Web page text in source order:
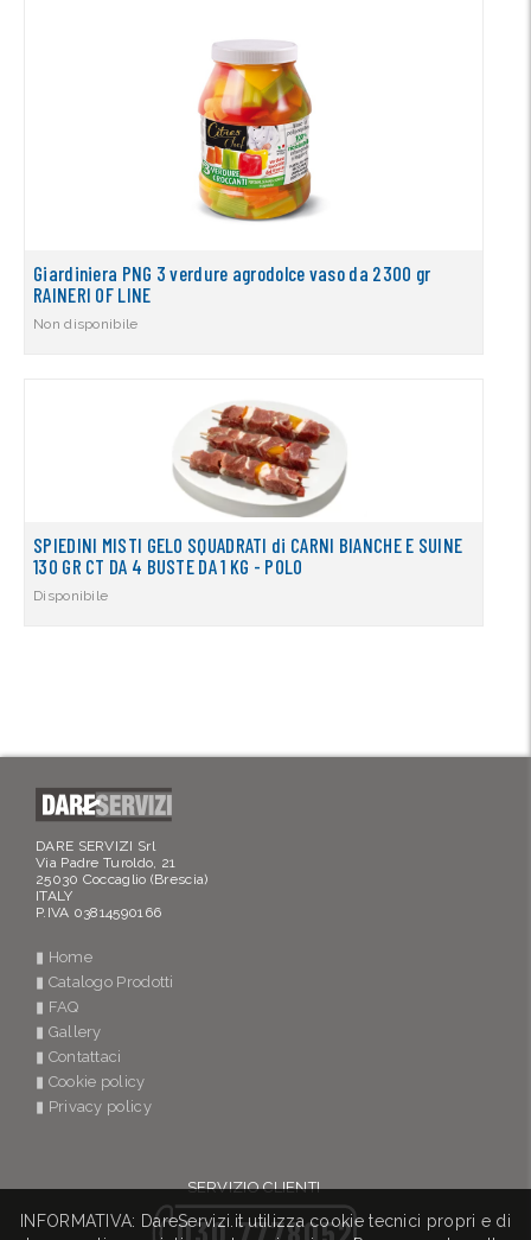
Giardiniera PNG 3 verdure agrodolce vaso da 2300 gr
RAINERI OF LINE
Non disponibile
SPIEDINI MISTI GELO SQUADRATI di CARNI BIANCHE E SUINE
130 GR CT DA 4 BUSTE DA 1 KG - POLO
Disponibile
DARE SERVIZI Srl
Via Padre Turoldo, 21
25030 Coccaglio (Brescia)
ITALY
P.IVA 03814590166
▮ Home
▮ Catalogo Prodotti
▮ FAQ
▮ Gallery
▮ Contattaci
▮ Cookie policy
▮ Privacy policy
SERVIZIO CLIENTI
030 7778052
INFORMATIVA: DareServizi.it utilizza cookie tecnici propri e di